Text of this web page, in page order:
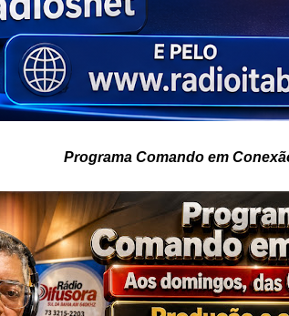
Programa Comando em